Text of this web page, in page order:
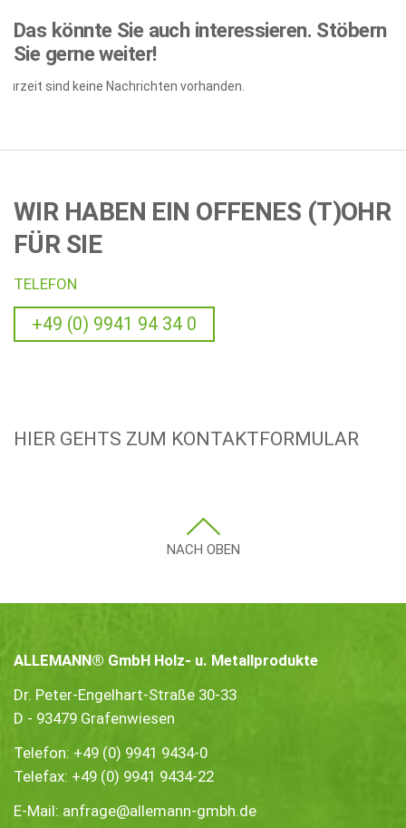
Das könnte Sie auch interessieren. Stöbern
Sie gerne weiter!
Zurzeit sind keine Nachrichten vorhanden.
WIR HABEN EIN OFFENES (T)OHR
FÜR SIE
TELEFON
+49 (0) 9941 94 34 0
HIER GEHTS ZUM KONTAKTFORMULAR
NACH OBEN
ALLEMANN® GmbH Holz- u. Metallprodukte
Dr. Peter-Engelhart-Straße 30-33
D - 93479 Grafenwiesen
Telefon: +49 (0) 9941 9434-0
Telefax: +49 (0) 9941 9434-22
E-Mail: anfrage@allemann-gmbh.de